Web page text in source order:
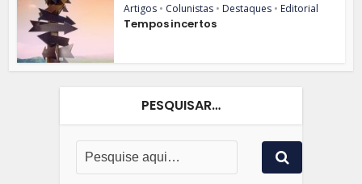
Artigos • Colunistas • Destaques • Editorial
Tempos incertos
PESQUISAR…